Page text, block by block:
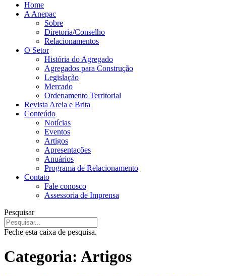
Home
A Anepac
Sobre
Diretoria/Conselho
Relacionamentos
O Setor
História do Agregado
Agregados para Construção
Legislação
Mercado
Ordenamento Territorial
Revista Areia e Brita
Conteúdo
Notícias
Eventos
Artigos
Apresentações
Anuários
Programa de Relacionamento
Contato
Fale conosco
Assessoria de Imprensa
Pesquisar
Feche esta caixa de pesquisa.
Categoria: Artigos